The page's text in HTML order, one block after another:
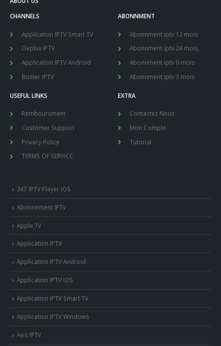
CHANNELS
Application IPTV Smart TV
Deplux IPTV
Application IPTV Android
Boitier IPTV
ABONNMENT
Abonnment iptv 12 mois
Abonnment iptv 24 mois
Abonnment iptv 6 mois
Abonnment iptv 3 mois
USEFUL LINKS
Remboursment
Customer Support
Privacy Policy
TERMS OF SERVICE
EXTRA
Contactez Nous
Mon Compte
Tutorial
247 IPTV Player iOS
Abonnement IPTV
Apple TV
Application IPTV
Application IPTV Android
Application IPTV iOS
Application IPTV Smart TV
Application IPTV Windows
Avis IPTV